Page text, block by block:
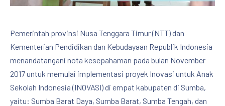
Pemerintah provinsi Nusa Tenggara Timur (NTT) dan
Kementerian Pendidikan dan Kebudayaan Republik Indonesia
menandatangani nota kesepahaman pada bulan November
2017 untuk memulai implementasi proyek Inovasi untuk Anak
Sekolah Indonesia (INOVASI) di empat kabupaten di Sumba,
yaitu: Sumba Barat Daya, Sumba Barat, Sumba Tengah, dan